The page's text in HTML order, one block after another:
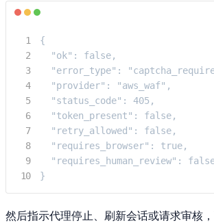
{
  "ok": false,
"error_type":
  "provider": "aws_waf",
  "status_code": 405,
  "token_present": false,
  "retry_allowed": false,
  "requires_browser": true,
"requires_human_review":
}
然后指示代理停止、刷新会话或请求审核